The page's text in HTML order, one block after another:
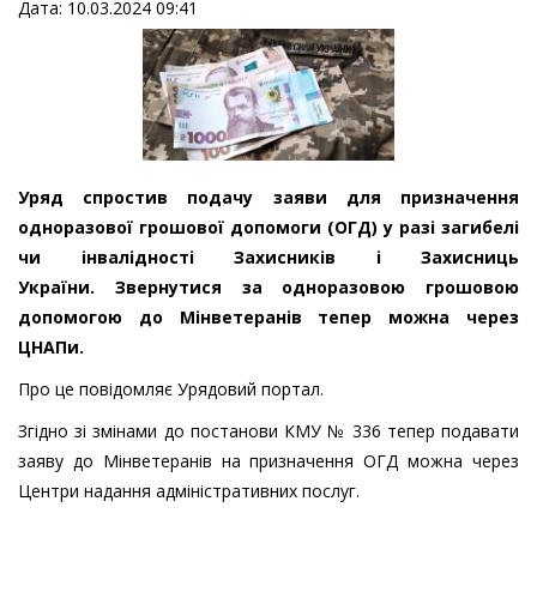
Дата: 10.03.2024 09:41
Уряд спростив подачу заяви для призначення
одноразової грошової допомоги (ОГД) у разі загибелі
чи інвалідності Захисників і Захисниць
України. Звернутися за одноразовою грошовою
допомогою до Мінветеранів тепер можна через
ЦНАПи.
Про це повідомляє Урядовий портал.
Згідно зі змінами до постанови КМУ № 336 тепер подавати
заяву до Мінветеранів на призначення ОГД можна через
Центри надання адміністративних послуг.